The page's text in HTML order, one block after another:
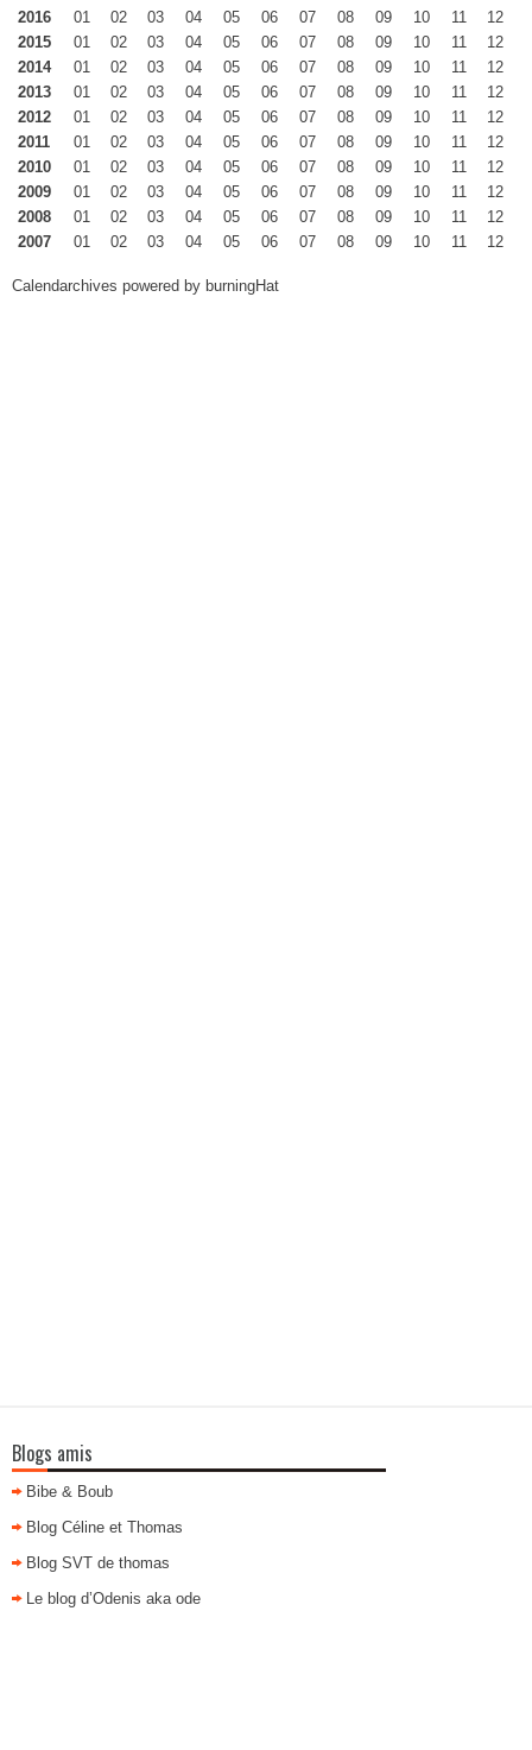
2016 01 02 03 04 05 06 07 08 09 10 11
12
2015
01 02 03 04 05 06 07 08 09 10 11
12
2014
01 02 03 04 05 06 07 08 09 10 11
12
2013
01 02 03 04 05 06 07 08 09 10 11
12
2012
01 02 03 04 05 06 07 08 09 10 11
12
2011
01 02 03 04 05 06 07 08 09 10 11
12
2010
01 02 03 04 05 06 07 08 09 10 11
12
2009
01 02 03 04 05 06 07 08 09 10 11
12
2008
01 02 03 04 05 06 07 08 09 10 11
12
2007
01 02 03 04 05 06 07 08 09 10 11 12
Calendarchives powered by burningHat
Blogs amis
Bibe & Boub
Blog Céline et Thomas
Blog SVT de thomas
Le blog d’Odenis aka ode